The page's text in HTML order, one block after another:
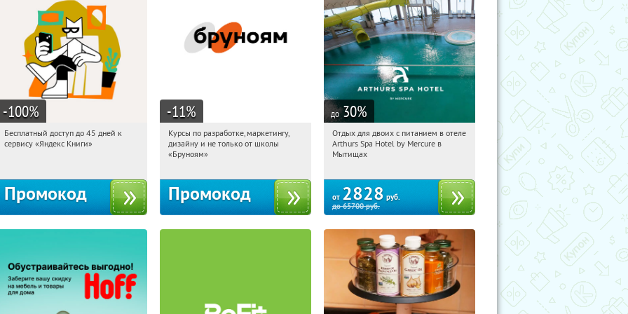
-100%
20:21:39
Получи первым!
Бесплатный доступ до 45 дней к
сервису «Яндекс Книги»
Промокод
-11%
20:21:39
Получи первым!
Россия
Курсы по разработке, маркетингу,
дизайну и не только от школы
«Бруноям»
Промокод
до 30%
20:21:39
Купи первым!
Московская обл., г. Мытищи, д.
Отдых для двоих с питанием в отеле
Arthurs Spa Hotel by Mercure в
Мытищах
от 2828 руб.
до65700руб.